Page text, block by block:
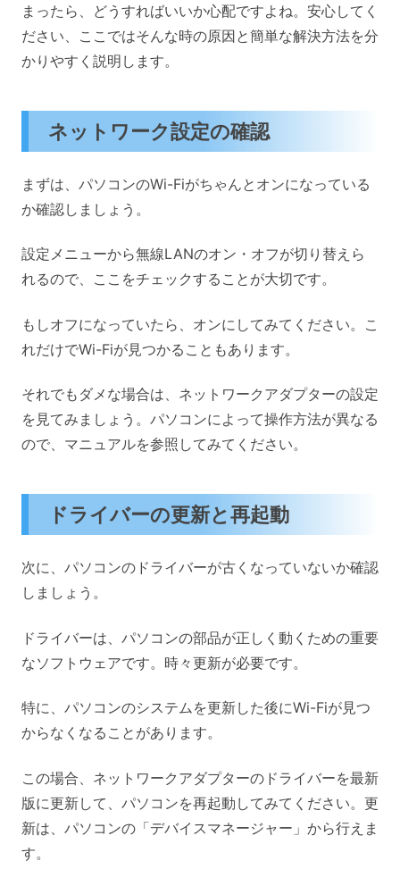
まったら、どうすればいいか心配ですよね。安心してく
ださい、ここではそんな時の原因と簡単な解決方法を分
かりやすく説明します。
ネットワーク設定の確認
まずは、パソコンのWi-Fiがちゃんとオンになっている
か確認しましょう。
設定メニューから無線LANのオン・オフが切り替えら
れるので、ここをチェックすることが大切です。
もしオフになっていたら、オンにしてみてください。こ
れだけでWi-Fiが見つかることもあります。
それでもダメな場合は、ネットワークアダプターの設定
を見てみましょう。パソコンによって操作方法が異なる
ので、マニュアルを参照してみてください。
ドライバーの更新と再起動
次に、パソコンのドライバーが古くなっていないか確認
しましょう。
ドライバーは、パソコンの部品が正しく動くための重要
なソフトウェアです。時々更新が必要です。
特に、パソコンのシステムを更新した後にWi-Fiが見つ
からなくなることがあります。
この場合、ネットワークアダプターのドライバーを最新
版に更新して、パソコンを再起動してみてください。更
新は、パソコンの「デバイスマネージャー」から行えま
す。